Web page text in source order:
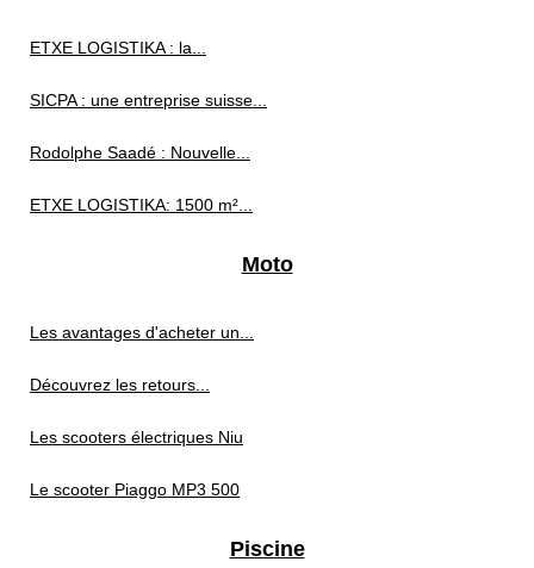
ETXE LOGISTIKA : la...
SICPA : une entreprise suisse...
Rodolphe Saadé : Nouvelle...
ETXE LOGISTIKA: 1500 m²...
Moto
Les avantages d'acheter un...
Découvrez les retours...
Les scooters électriques Niu
Le scooter Piaggo MP3 500
Piscine